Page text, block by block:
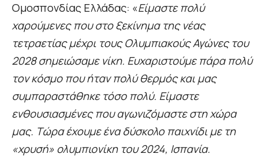
Ομοσπονδίας Ελλάδας: «Είμαστε πολύ
χαρούμενες που στο ξεκίνημα της νέας
τετραετίας μέχρι τους Ολυμπιακούς Αγώνες του
2028 σημειώσαμε νίκη. Ευχαριστούμε πάρα πολύ
τον κόσμο που ήταν πολύ θερμός και μας
συμπαραστάθηκε τόσο πολύ. Είμαστε
ενθουσιασμένες που αγωνιζόμαστε στη χώρα
μας. Tώρα έχουμε ένα δύσκολο παιχνίδι με τη
«χρυσή» ολυμπιονίκη του 2024, Ισπανία.